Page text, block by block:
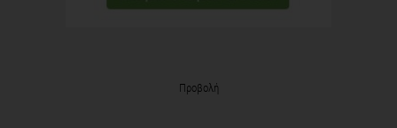
Προβολή